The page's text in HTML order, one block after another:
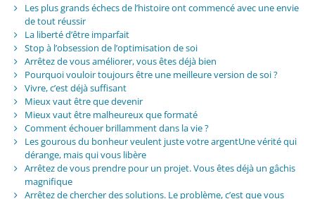
Les plus grands échecs de l’histoire ont commencé avec une envie
de tout réussir
La liberté d’être imparfait
Stop à l’obsession de l’optimisation de soi
Arrêtez de vous améliorer, vous êtes déjà bien
Pourquoi vouloir toujours être une meilleure version de soi ?
Vivre, c’est déjà suffisant
Mieux vaut être que devenir
Mieux vaut être malheureux que formaté
Comment échouer brillamment dans la vie ?
Les gourous du bonheur veulent juste votre argentUne vérité qui
dérange, mais qui vous libère
Arrêtez de vous prendre pour un projet. Vous êtes déjà un gâchis
magnifique
Arrêtez de chercher des solutions. Le problème, c’est que vous